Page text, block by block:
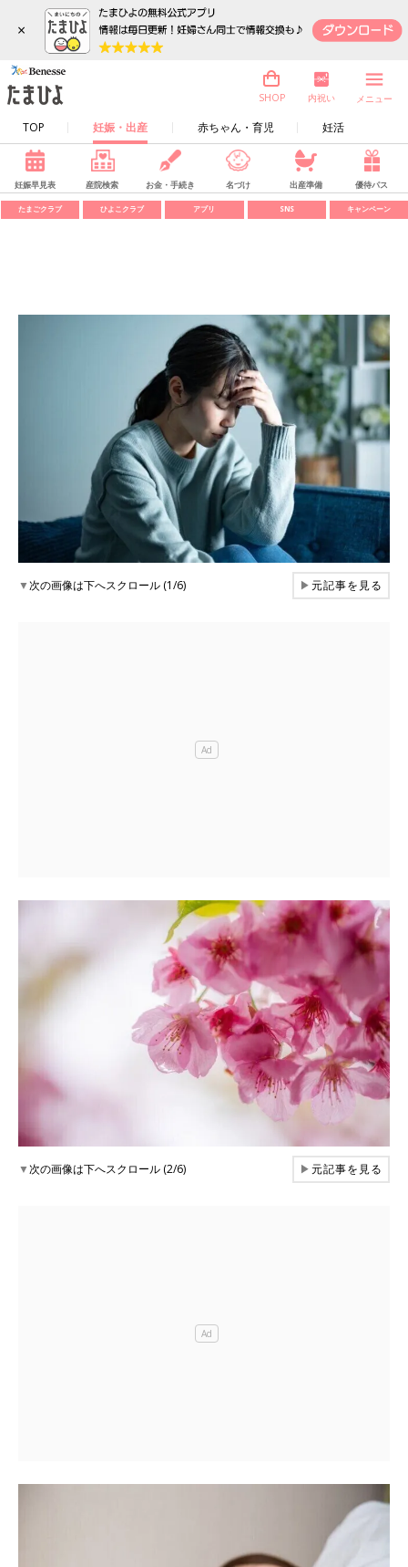
×
TOP 妊娠・出産 赤ちゃん・育児 妊活
SHOP 内祝い メニュー
妊娠早見表 産院検索 お金・手続き 名づけ 出産準備 優待パス
たまごクラブ ひよこクラブ アプリ SNS キャンペーン
▼次の画像は下へスクロール (1/6) ▶元記事を見る
▼次の画像は下へスクロール (2/6) ▶元記事を見る